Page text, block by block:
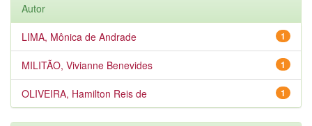
Autor
1
LIMA, Mônica de Andrade
1
MILITÃO, Vivianne Benevides
1
OLIVEIRA, Hamilton Reis de